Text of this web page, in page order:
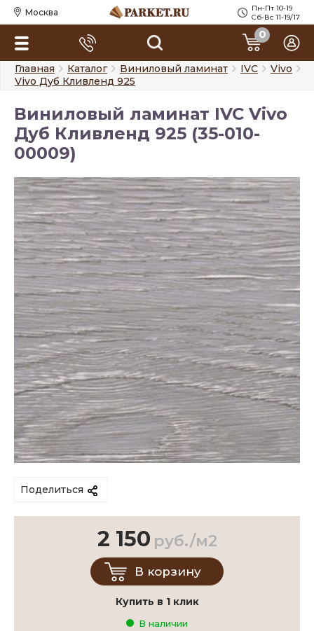
Москва
Пн-Пт 10-19
Сб-Вс 11-19/17
0
Главная Каталог Виниловый ламинат IVC
Vivo
Vivo Дуб Кливленд 925
Виниловый ламинат IVC Vivo
Дуб Кливленд 925 (35-010-
00009)
Поделиться
2 150 руб./м2
В корзину
Купить в 1 клик
В наличии